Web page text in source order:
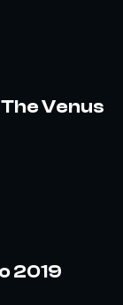
Venus
2019